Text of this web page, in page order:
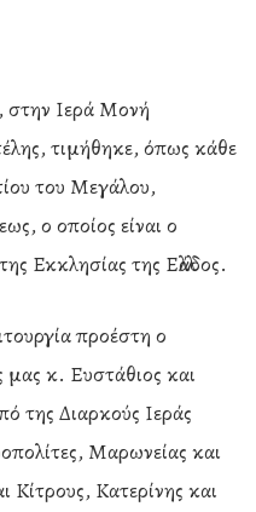
στην Ιερά Μονή
τιμήθηκε, όπως κάθε
του Μεγάλου,
ο οποίος είναι ο
Εκκλησίας της Ελλάδος.
προέστη ο
κ. Ευστάθιος και
της Διαρκούς Ιεράς
Μαρωνείας και
Κατερίνης και